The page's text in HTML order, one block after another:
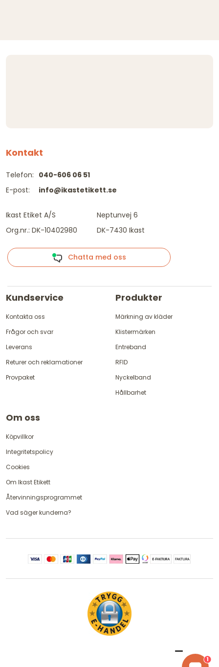
Kontakt
Telefon:
E-post:
040-606 06 51
info@ikastetikett.se
Ikast Etiket A/S
Org.nr.: DK-10402980
Neptunvej 6
DK-7430 Ikast
Chatta med oss
Kundservice
Kontakta oss
Frågor och svar
Leverans
Returer och reklamationer
Provpaket
Produkter
Märkning av kläder
Klistermärken
Entreband
RFID
Nyckelband
Hållbarhet
Om oss
Köpvillkor
Integritetspolicy
Cookies
Om Ikast Etikett
Återvinningsprogrammet
Vad säger kunderna?
1